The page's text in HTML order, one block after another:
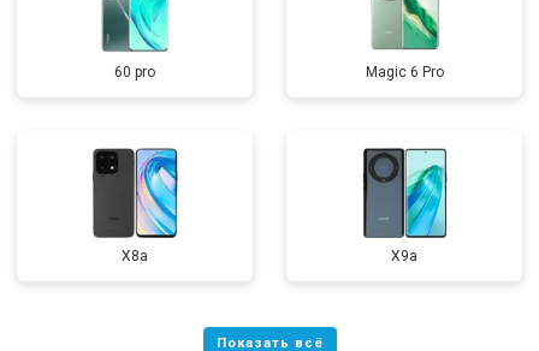
60 pro Magic 6 Pro
X8a X9a